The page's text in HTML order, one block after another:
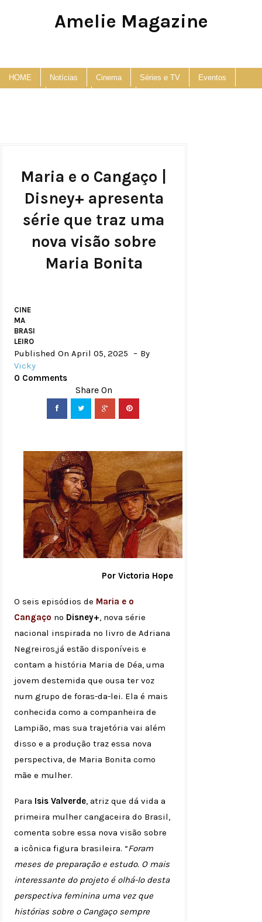
Amelie Magazine
HOME Notícias Cinema Séries e TV Eventos
Maria e o Cangaço |
Disney+ apresenta
série que traz uma
nova visão sobre
Maria Bonita
CINE
MA
BRASI
LEIRO
Published On April 05, 2025
By
Vicky
0 Comments
Por Victoria Hope
O seis episódios de Maria e o
Cangaço no Disney+, nova série
nacional inspirada no livro de Adriana
Negreiros,já estão disponíveis e
contam a história Maria de Déa, uma
jovem destemida que ousa ter voz
num grupo de foras-da-lei. Ela é mais
conhecida como a companheira de
Lampião, mas sua trajetória vai além
disso e a produção traz essa nova
perspectiva, de Maria Bonita como
mãe e mulher.
Para Isis Valverde, atriz que dá vida a
primeira mulher cangaceira do Brasil,
comenta sobre essa nova visão sobre
a icônica figura brasileira. “Foram
meses de preparação e estudo. O mais
interessante do projeto é olhá-lo desta
perspectiva feminina uma vez que
histórias sobre o Cangaço sempre